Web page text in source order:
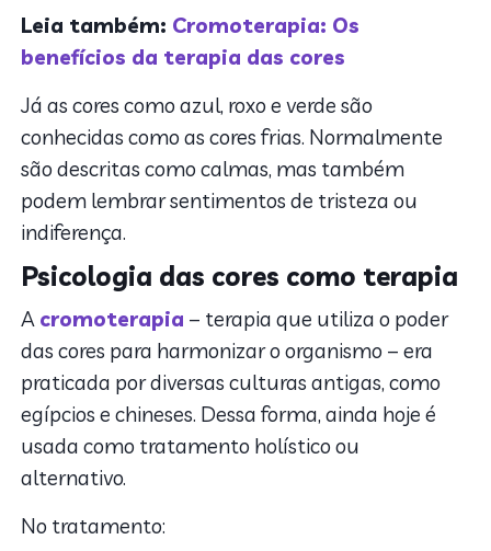
Leia também: Cromoterapia: Os
benefícios da terapia das cores
Já as cores como azul, roxo e verde são
conhecidas como as cores frias. Normalmente
são descritas como calmas, mas também
podem lembrar sentimentos de tristeza ou
indiferença.
Psicologia das cores como terapia
A cromoterapia – terapia que utiliza o poder
das cores para harmonizar o organismo – era
praticada por diversas culturas antigas, como
egípcios e chineses. Dessa forma, ainda hoje é
usada como tratamento holístico ou
alternativo.
No tratamento: